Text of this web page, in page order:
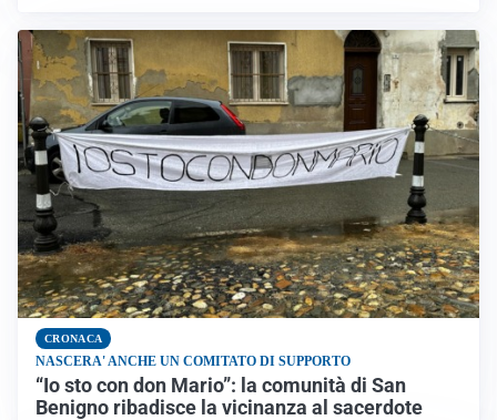
CRONACA
NASCERA' ANCHE UN COMITATO DI SUPPORTO
“Io sto con don Mario”: la comunità di San
Benigno ribadisce la vicinanza al sacerdote